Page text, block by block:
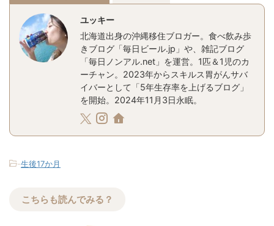
ユッキー
北海道出身の沖縄移住ブロガー。食べ飲み歩
きブログ「毎日ビール.jp」や、雑記ブログ
「毎日ノンアル.net」を運営。1匹＆1児のカ
ーチャン。2023年からスキルス胃がんサバ
イバーとして「5年生存率を上げるブログ」
を開始。2024年11月3日永眠。
-生後17か月
こちらも読んでみる？